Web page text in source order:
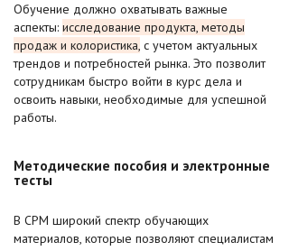
Обучение должно охватывать важные
аспекты: исследование продукта, методы
продаж и колористика, с учетом актуальных
трендов и потребностей рынка. Это позволит
сотрудникам быстро войти в курс дела и
освоить навыки, необходимые для успешной
работы.
Методические пособия и электронные
тесты
В СРМ широкий спектр обучающих
материалов, которые позволяют специалистам